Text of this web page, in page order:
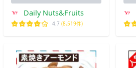
Daily Nuts&Fruits
4.7 (8,519件)